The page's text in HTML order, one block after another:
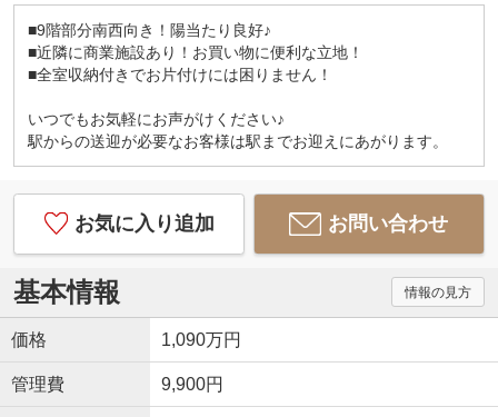
■9階部分南西向き！陽当たり良好♪
■近隣に商業施設あり！お買い物に便利な立地！
■全室収納付きでお片付けには困りません！
いつでもお気軽にお声がけください♪
駅からの送迎が必要なお客様は駅までお迎えにあがります。
お気に入り追加 お問い合わせ
基本情報 情報の見方
価格 1,090万円
管理費 9,900円